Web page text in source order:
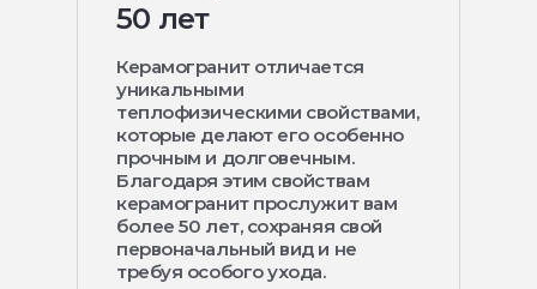
50 лет
Керамогранит отличается
уникальными
теплофизическими свойствами,
которые делают его особенно
прочным и долговечным.
Благодаря этим свойствам
керамогранит прослужит вам
более 50 лет, сохраняя свой
первоначальный вид и не
требуя особого ухода.